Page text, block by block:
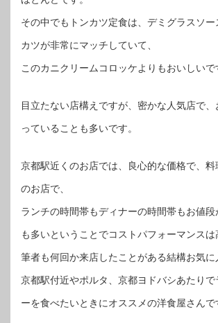
その中でもトンカツ定食は、デミグラスソ
カツが非常にマッチしていて、
このカニクリームコロッケよりもおいしいで
目立たない店構えですが、密かな人気店で
っていることも多いです。
京都駅近くのお店では、良心的な価格で、
のお店で、
ランチの時間帯もディナーの時間帯もお値
も多いということでコストパフォーマンスは
筆者も何回か来店したことがある結構お気に
京都駅付近やポルタ、京都ヨドバシあたりで
ーを食べたいときにオススメの洋食屋さんで